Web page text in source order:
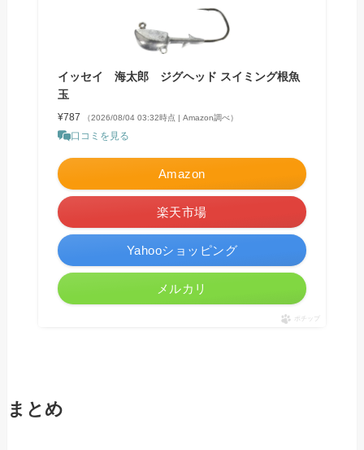
イッセイ 海太郎 ジグヘッド スイミング根魚
玉
¥787 （2026/08/04 03:32時点 | Amazon調べ）
口コミを見る
Amazon
楽天市場
Yahooショッピング
メルカリ
ポチップ
まとめ